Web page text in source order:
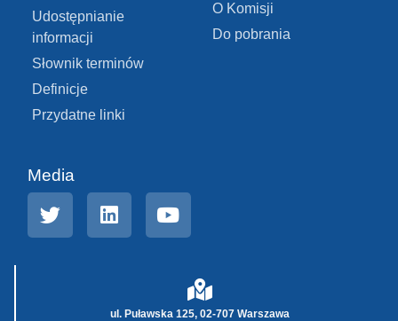
Udostępnianie
informacji
Słownik terminów
Definicje
Przydatne linki
O Komisji
Do pobrania
Media
ul. Puławska 125, 02-707 Warszawa